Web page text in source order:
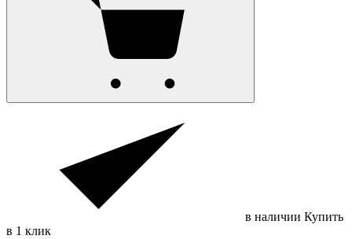
в наличии Купить
в 1 клик